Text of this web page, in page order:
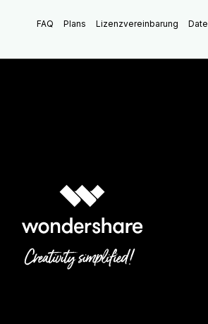
FAQ Plans Lizenzvereinbarung